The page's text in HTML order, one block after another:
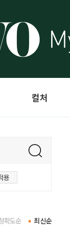
컬처
용
최신순
확도순